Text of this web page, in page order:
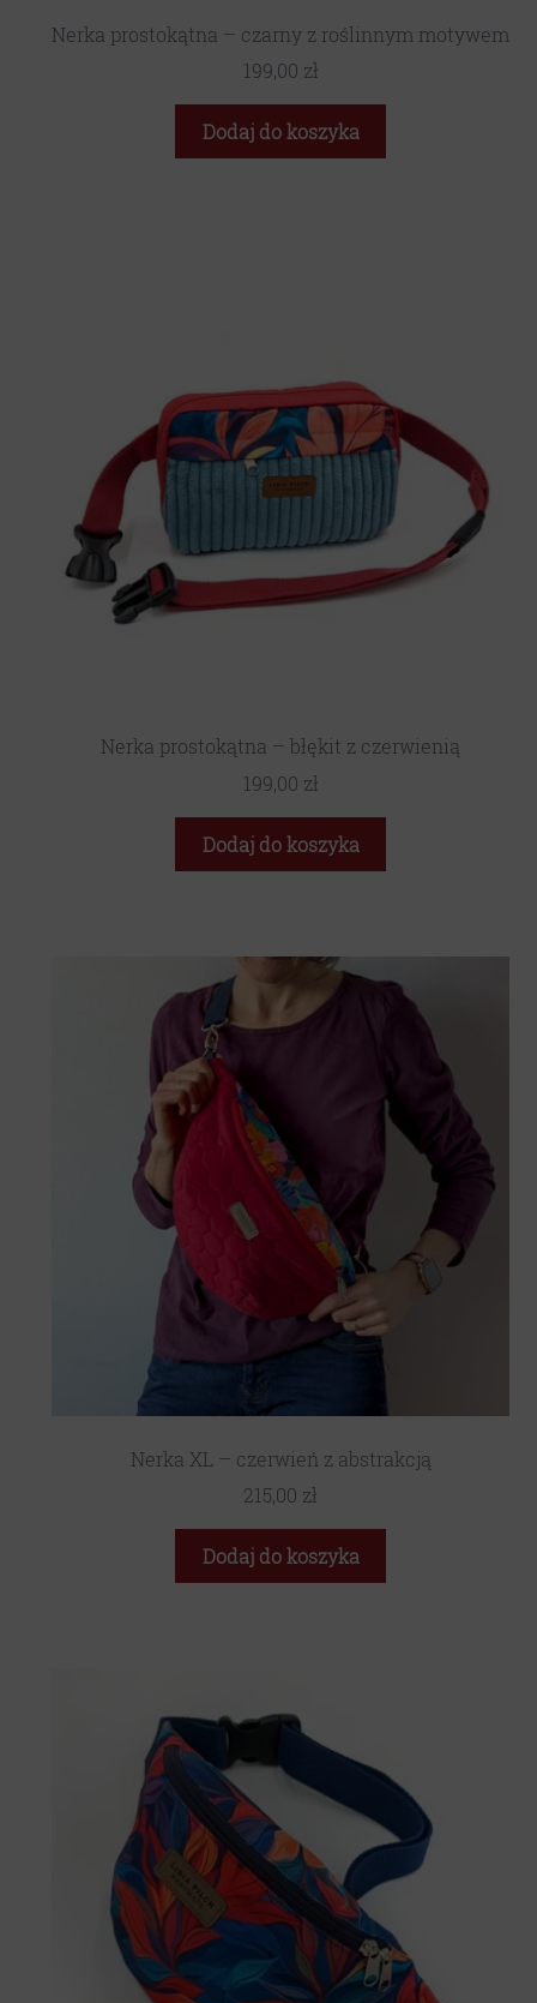
Nerka prostokątna – czarny z roślinnym motywem
199,00 zł
Dodaj do koszyka
Nerka prostokątna – błękit z czerwienią
199,00 zł
Dodaj do koszyka
Nerka XL – czerwień z abstrakcją
215,00 zł
Dodaj do koszyka